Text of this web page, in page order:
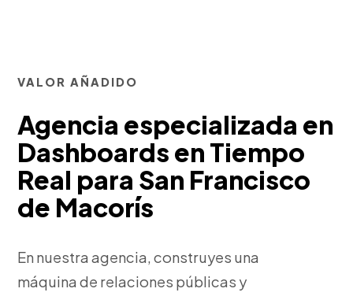
VALOR AÑADIDO
Agencia especializada en
Dashboards en Tiempo
Real para San Francisco
de Macorís
En nuestra agencia, construyes una
máquina de relaciones públicas y